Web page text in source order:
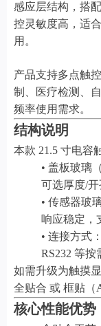
感应层结构，搭
控灵敏度高，适
用。
产品支持多点触
制、医疗检测、
频率使用需求。
结构说明
本款 21.5 寸电容
• 盖板玻璃
可选厚度/
• 传感器玻
响应稳定，
• 连接方式
RS232 等按
如需升级为触摸
全贴合 或 框贴（
核心性能优势